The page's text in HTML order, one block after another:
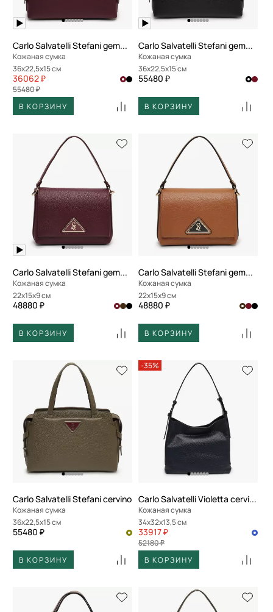
Carlo Salvatelli Stefani gemma
Кожаная сумка
36x22,5x15 см
36062 ₽
55480 ₽
В КОРЗИНУ
Carlo Salvatelli Stefani gemma
Кожаная сумка
36x22,5x15 см
55480 ₽
В КОРЗИНУ
Carlo Salvatelli Stefani gemma
Кожаная сумка
22x15x9 см
48880 ₽
В КОРЗИНУ
Carlo Salvatelli Stefani gemma
Кожаная сумка
22x15x9 см
48880 ₽
В КОРЗИНУ
Carlo Salvatelli Stefani cervino
Кожаная сумка
36x22,5x15 см
55480 ₽
В КОРЗИНУ
-35%
Carlo Salvatelli Violetta cervino
Кожаная сумка
34x32x13,5 см
33917 ₽
52180 ₽
В КОРЗИНУ